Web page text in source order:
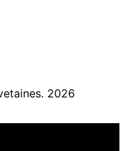
2026